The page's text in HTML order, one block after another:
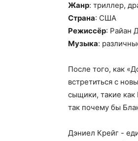
Жанр: триллер,
Страна: США
Режиссёр: Райан
Музыка:
После того, как
встретиться с
сыщики, такие
так почему бы
Дэниел Крейг -